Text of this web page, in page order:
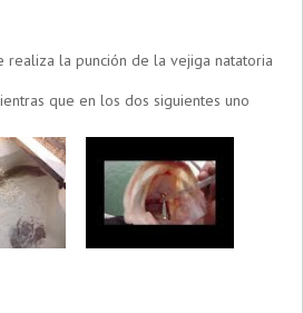
realiza la punción de la vejiga natatoria
que en los dos siguientes uno